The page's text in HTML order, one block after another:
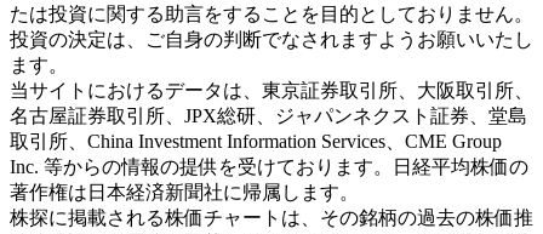
たは投資に関する助言をすることを目的としておりません。
投資の決定は、ご自身の判断でなされますようお願いいたし
ます。
当サイトにおけるデータは、東京証券取引所、大阪取引所、
名古屋証券取引所、JPX総研、ジャパンネクスト証券、堂島
取引所、China Investment Information Services、CME Group
Inc. 等からの情報の提供を受けております。日経平均株価の
著作権は日本経済新聞社に帰属します。
株探に掲載される株価チャートは、その銘柄の過去の株価推